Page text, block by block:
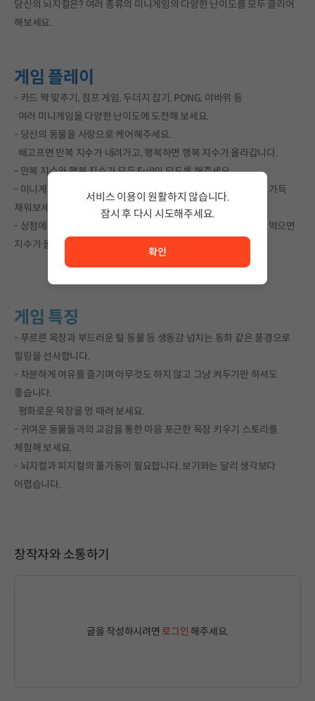
당신의 뇌지컬은? 여러 종류의 미니게임의 다양한 난이도를 모두 클리어
해보세요.
게임 플레이
- 카드 짝 맞추기, 점프 게임, 두더지 잡기, PONG, 야바위 등
여러 미니게임을 다양한 난이도에 도전해 보세요.
- 당신의 동물을 사랑으로 케어해주세요.
배고프면 만복 지수가 내려가고, 행복하면 행복 지수가 올라갑니다.
- 만복 지수와 행복 지수가 모두 Full이 되도록 해주세요.
- 미니게임을 통해 획득한 골드로 상점에서 동물을 구입해 목장을 가득
채워보세요.
- 상점에서 플렉스를 즐겨 보세요. 맛있는 뿌리 식물(구근 식물)을 먹으면
지수가 올라갑니다.
게임 특징
- 푸르른 목장과 부드러운 털 동물 등 생동감 넘치는 동화 같은 풍경으로
힐링을 선사합니다.
- 차분하게 여유를 즐기며 아무것도 하지 않고 그냥 켜두기만 하셔도
좋습니다.
평화로운 목장을 멍 때려 보세요.
- 귀여운 동물들과의 교감을 통한 마음 포근한 목장 키우기 스토리를
체험해 보세요.
- 뇌지컬과 피지컬의 풀가동이 필요합니다. 보기와는 달리 생각보다
어렵습니다.
창작자와 소통하기
글을 작성하시려면 로그인 해주세요.
서비스 이용이 원활하지 않습니다.
잠시 후 다시 시도해주세요.
서비스 이용이 원활하지 않습니다. <br/> 잠시 후 다시 시도
확인